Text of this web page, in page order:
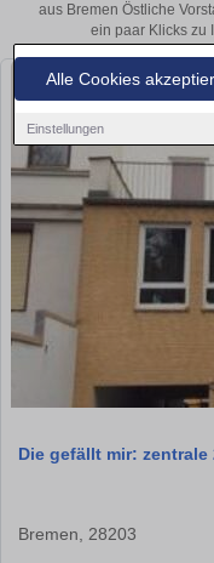
Alle Cookies
Einstellungen
aus Bremen Östliche
ein paar Klicks zu
Die gefällt mir: zentrale
Bremen, 28203